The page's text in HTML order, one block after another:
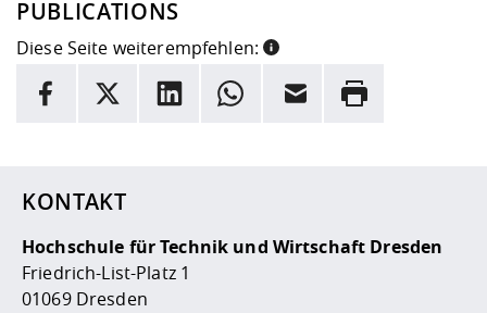
PUBLICATIONS
Diese Seite weiterempfehlen:
INFORMATION
Hier stehen weitere Informationen und ein Link zur
Facebook
X LinkedInWhatsappE-Mail Drucken
KONTAKT
Hochschule für Technik und Wirtschaft Dresden
Friedrich-List-Platz 1
01069 Dresden